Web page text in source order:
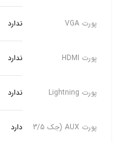
پورت VGA ندارد
پورت HDMI ندارد
پورت Lightning ندارد
پورت AUX (جک 3/5
دارد